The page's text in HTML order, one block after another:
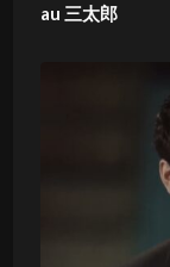
au 三太郎